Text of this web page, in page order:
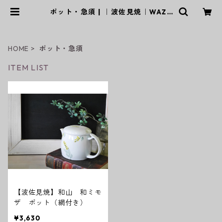
ポット・急須 | ｜波佐見焼｜WAZA
HOME ポット・急須
ITEM LIST
【波佐見焼】和山 和ミモ
ザ ポット（網付き）
¥3,630